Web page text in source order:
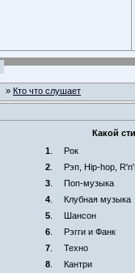
» Кто что слушает
Какой
1.
Рок
2.
Рэп, Hip-hop,
3.
Поп-музыка
4.
Клубная музыка
5.
Шансон
6.
Рэгги и Фанк
7.
Техно
8.
Кантри